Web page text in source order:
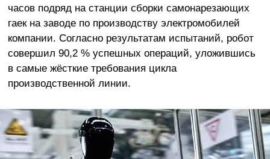
часов подряд на станции сборки самонарезающих
гаек на заводе по производству электромобилей
компании. Согласно результатам испытаний, робот
совершил 90,2 % успешных операций, уложившись
в самые жёсткие требования цикла
производственной линии.